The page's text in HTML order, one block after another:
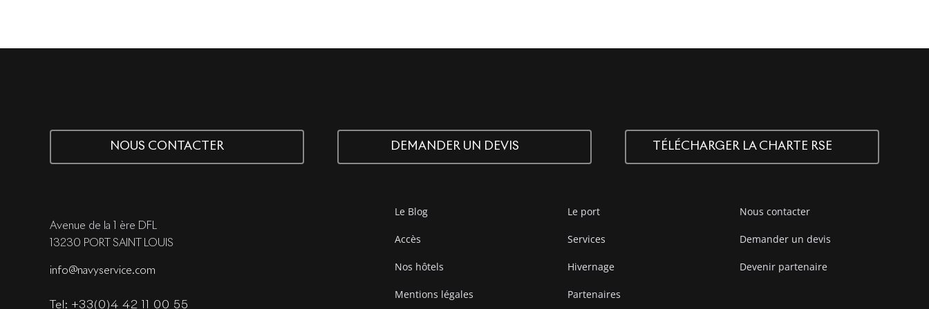
NOUS CONTACTER DEMANDER UN DEVIS TÉLÉCHARGER LA CHARTE RSE
Avenue de la 1 ère DFL
13230 PORT SAINT LOUIS
info@navyservice.com
Tel: +33(0)4 42 11 00 55
Le Blog
Accès
Nos hôtels
Mentions légales
Le port
Services
Hivernage
Partenaires
Nous contacter
Demander un devis
Devenir partenaire